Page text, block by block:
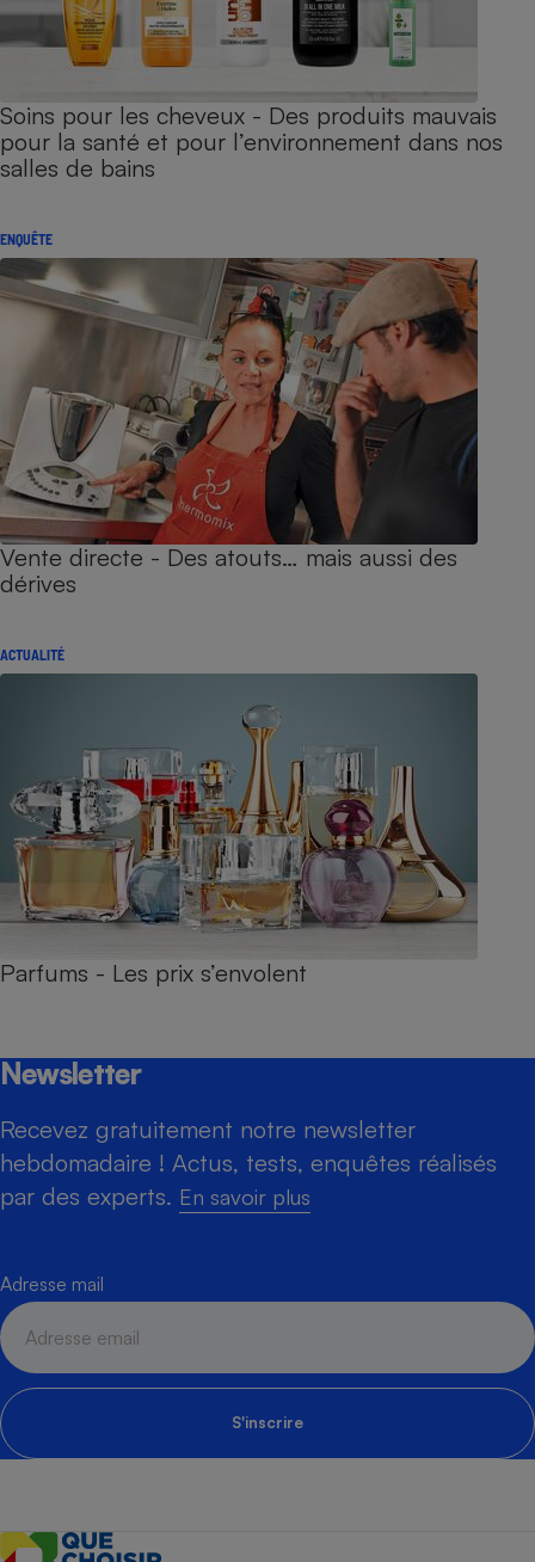
Soins pour les cheveux - Des produits mauvais
pour la santé et pour l’environnement dans nos
salles de bains
ENQUÊTE
Vente directe - Des atouts… mais aussi des
dérives
ACTUALITÉ
Parfums - Les prix s’envolent
Newsletter
Recevez gratuitement notre newsletter
hebdomadaire ! Actus, tests, enquêtes réalisés
par des experts. En savoir plus
Adresse mail
S'inscrire